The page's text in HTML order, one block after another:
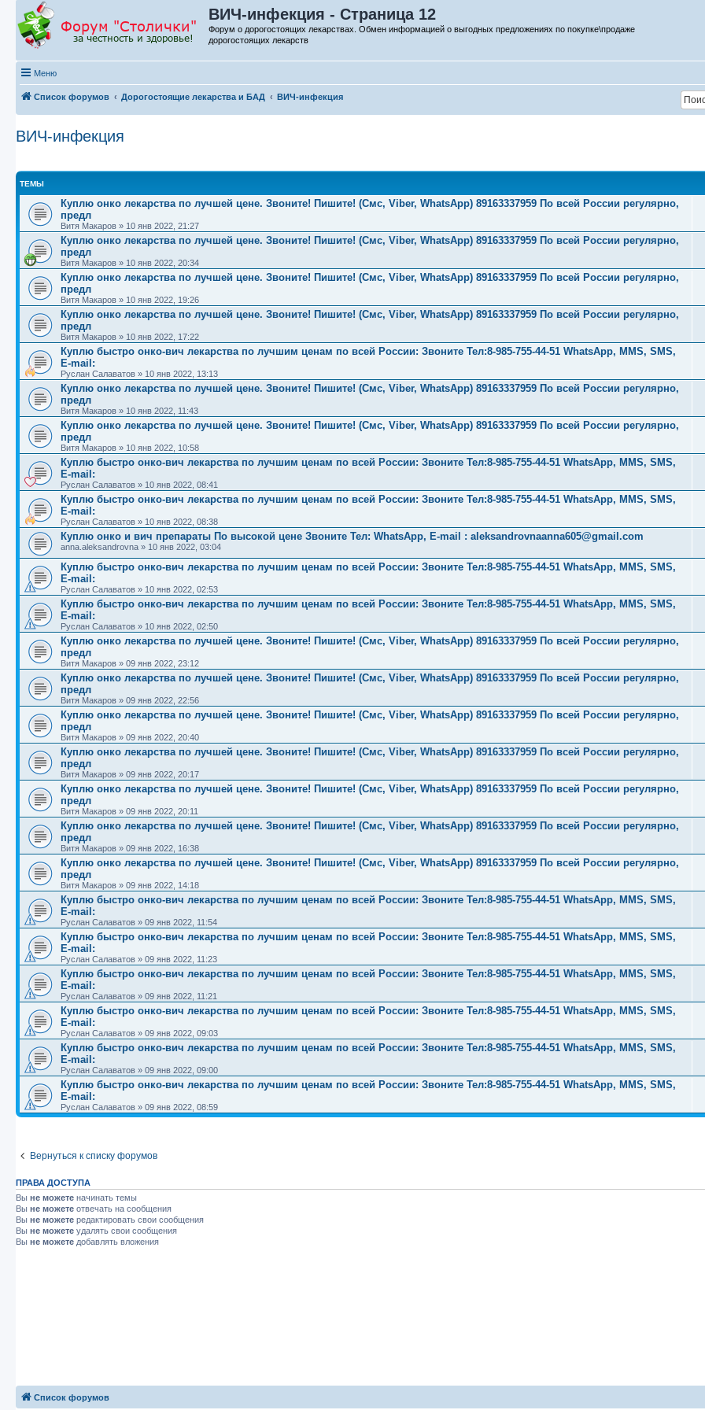
ВИЧ-инфекция - Страница 12
Форум о дорогостоящих лекарствах. Обмен информацией о выгодных предложениях по покупке\продаже
дорогостоящих лекарств
Меню
Список форумов Дорогостоящие лекарства и БАД ВИЧ-инфекция
ВИЧ-инфекция
ТЕМЫ
Куплю онко лекарства по лучшей цене. Звоните! Пишите! (Смс, Viber, WhatsApp) 89163337959 По всей России регулярно,
предл
Витя Макаров » 10 янв 2022, 21:27
Куплю онко лекарства по лучшей цене. Звоните! Пишите! (Смс, Viber, WhatsApp) 89163337959 По всей России регулярно,
предл
Витя Макаров » 10 янв 2022, 20:34
Куплю онко лекарства по лучшей цене. Звоните! Пишите! (Смс, Viber, WhatsApp) 89163337959 По всей России регулярно,
предл
Витя Макаров » 10 янв 2022, 19:26
Куплю онко лекарства по лучшей цене. Звоните! Пишите! (Смс, Viber, WhatsApp) 89163337959 По всей России регулярно,
предл
Витя Макаров » 10 янв 2022, 17:22
Куплю быстро онко-вич лекарства по лучшим ценам по всей России: Звоните Тел:‪8-985-755-44-51 WhatsApp, MMS, SMS,
E-mail:
Руслан Салаватов » 10 янв 2022, 13:13
Куплю онко лекарства по лучшей цене. Звоните! Пишите! (Смс, Viber, WhatsApp) 89163337959 По всей России регулярно,
предл
Витя Макаров » 10 янв 2022, 11:43
Куплю онко лекарства по лучшей цене. Звоните! Пишите! (Смс, Viber, WhatsApp) 89163337959 По всей России регулярно,
предл
Витя Макаров » 10 янв 2022, 10:58
Куплю быстро онко-вич лекарства по лучшим ценам по всей России: Звоните Тел:‪8-985-755-44-51 WhatsApp, MMS, SMS,
E-mail:
Руслан Салаватов » 10 янв 2022, 08:41
Куплю быстро онко-вич лекарства по лучшим ценам по всей России: Звоните Тел:‪8-985-755-44-51 WhatsApp, MMS, SMS,
E-mail:
Руслан Салаватов » 10 янв 2022, 08:38
Куплю онко и вич препараты По высокой цене Звоните Тел: WhatsApp, E-mail : aleksandrovnaanna605@gmail.com
anna.aleksandrovna » 10 янв 2022, 03:04
Куплю быстро онко-вич лекарства по лучшим ценам по всей России: Звоните Тел:‪8-985-755-44-51 WhatsApp, MMS, SMS,
E-mail:
Руслан Салаватов » 10 янв 2022, 02:53
Куплю быстро онко-вич лекарства по лучшим ценам по всей России: Звоните Тел:‪8-985-755-44-51 WhatsApp, MMS, SMS,
E-mail:
Руслан Салаватов » 10 янв 2022, 02:50
Куплю онко лекарства по лучшей цене. Звоните! Пишите! (Смс, Viber, WhatsApp) 89163337959 По всей России регулярно,
предл
Витя Макаров » 09 янв 2022, 23:12
Куплю онко лекарства по лучшей цене. Звоните! Пишите! (Смс, Viber, WhatsApp) 89163337959 По всей России регулярно,
предл
Витя Макаров » 09 янв 2022, 22:56
Куплю онко лекарства по лучшей цене. Звоните! Пишите! (Смс, Viber, WhatsApp) 89163337959 По всей России регулярно,
предл
Витя Макаров » 09 янв 2022, 20:40
Куплю онко лекарства по лучшей цене. Звоните! Пишите! (Смс, Viber, WhatsApp) 89163337959 По всей России регулярно,
предл
Витя Макаров » 09 янв 2022, 20:17
Куплю онко лекарства по лучшей цене. Звоните! Пишите! (Смс, Viber, WhatsApp) 89163337959 По всей России регулярно,
предл
Витя Макаров » 09 янв 2022, 20:11
Куплю онко лекарства по лучшей цене. Звоните! Пишите! (Смс, Viber, WhatsApp) 89163337959 По всей России регулярно,
предл
Витя Макаров » 09 янв 2022, 16:38
Куплю онко лекарства по лучшей цене. Звоните! Пишите! (Смс, Viber, WhatsApp) 89163337959 По всей России регулярно,
предл
Витя Макаров » 09 янв 2022, 14:18
Куплю быстро онко-вич лекарства по лучшим ценам по всей России: Звоните Тел:‪8-985-755-44-51 WhatsApp, MMS, SMS,
E-mail:
Руслан Салаватов » 09 янв 2022, 11:54
Куплю быстро онко-вич лекарства по лучшим ценам по всей России: Звоните Тел:‪8-985-755-44-51 WhatsApp, MMS, SMS,
E-mail:
Руслан Салаватов » 09 янв 2022, 11:23
Куплю быстро онко-вич лекарства по лучшим ценам по всей России: Звоните Тел:‪8-985-755-44-51 WhatsApp, MMS, SMS,
E-mail:
Руслан Салаватов » 09 янв 2022, 11:21
Куплю быстро онко-вич лекарства по лучшим ценам по всей России: Звоните Тел:‪8-985-755-44-51 WhatsApp, MMS, SMS,
E-mail:
Руслан Салаватов » 09 янв 2022, 09:03
Куплю быстро онко-вич лекарства по лучшим ценам по всей России: Звоните Тел:‪8-985-755-44-51 WhatsApp, MMS, SMS,
E-mail:
Руслан Салаватов » 09 янв 2022, 09:00
Куплю быстро онко-вич лекарства по лучшим ценам по всей России: Звоните Тел:‪8-985-755-44-51 WhatsApp, MMS, SMS,
E-mail:
Руслан Салаватов » 09 янв 2022, 08:59
Вернуться к списку форумов
ПРАВА ДОСТУПА
Вы не можете начинать темы
Вы не можете отвечать на сообщения
Вы не можете редактировать свои сообщения
Вы не можете удалять свои сообщения
Вы не можете добавлять вложения
Список форумов